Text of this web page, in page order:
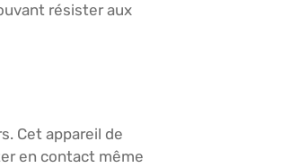
résister aux
Cet appareil de
en contact même